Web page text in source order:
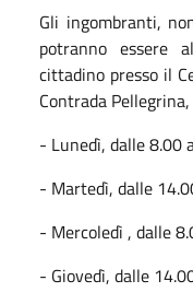
Gli ingombranti,
potranno essere
cittadino presso il
Contrada
- Lunedì, dalle 8.00
- Martedì, dalle
- Mercoledì , dalle
- Giovedì, dalle